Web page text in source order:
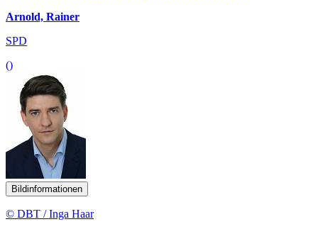
Arnold, Rainer
SPD
()
Bildinformationen
© DBT / Inga Haar